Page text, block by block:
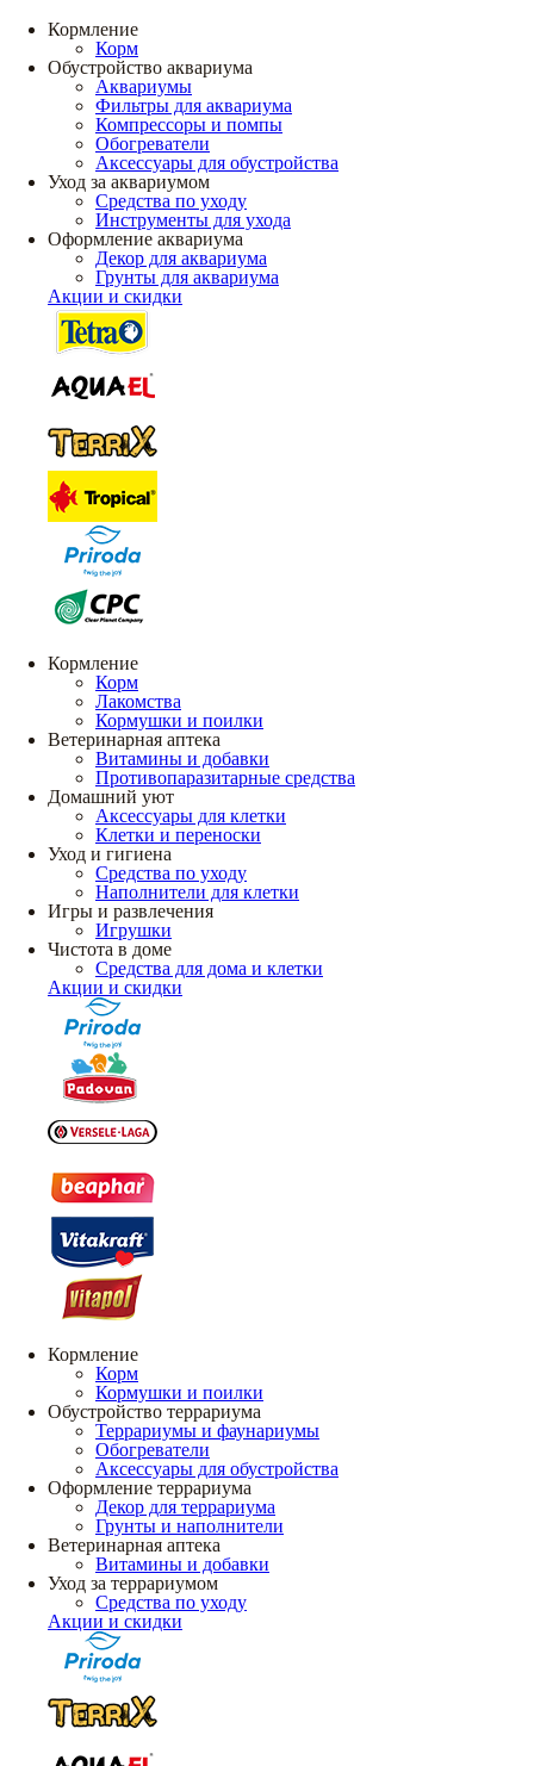
Кормление
Корм
Обустройство аквариума
Аквариумы
Фильтры для аквариума
Компрессоры и помпы
Обогреватели
Аксессуары для обустройства
Уход за аквариумом
Средства по уходу
Инструменты для ухода
Оформление аквариума
Декор для аквариума
Грунты для аквариума
Акции и скидки
Кормление
Корм
Лакомства
Кормушки и поилки
Ветеринарная аптека
Витамины и добавки
Противопаразитарные средства
Домашний уют
Аксессуары для клетки
Клетки и переноски
Уход и гигиена
Средства по уходу
Наполнители для клетки
Игры и развлечения
Игрушки
Чистота в доме
Средства для дома и клетки
Акции и скидки
Кормление
Корм
Кормушки и поилки
Обустройство террариума
Террариумы и фаунариумы
Обогреватели
Аксессуары для обустройства
Оформление террариума
Декор для террариума
Грунты и наполнители
Ветеринарная аптека
Витамины и добавки
Уход за террариумом
Средства по уходу
Акции и скидки